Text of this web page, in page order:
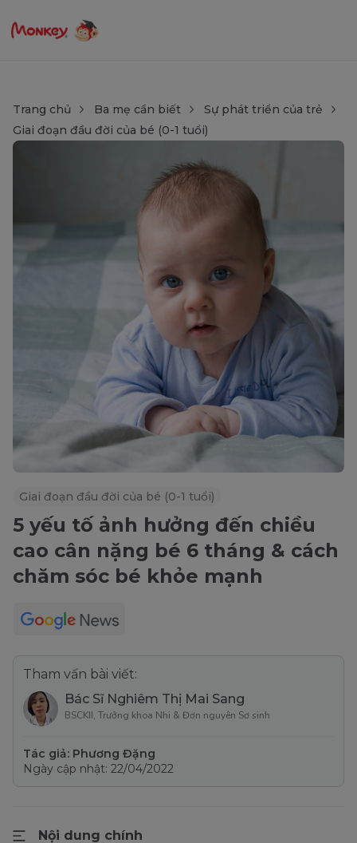
Trang chủ Ba mẹ cần biết
Sự phát triển của trẻ
Giai đoạn đầu đời của bé (0-1 tuổi)
Giai đoạn đầu đời của bé (0-1 tuổi)
5 yếu tố ảnh hưởng đến chiều
cao cân nặng bé 6 tháng & cách
chăm sóc bé khỏe mạnh
Tham vấn bài viết:
Bác Sĩ Nghiêm Thị Mai Sang
BSCKII, Trưởng khoa Nhi & Đơn nguyên Sơ sinh
Tác giả: Phương Đặng
Ngày cập nhật: 22/04/2022
Nội dung chính